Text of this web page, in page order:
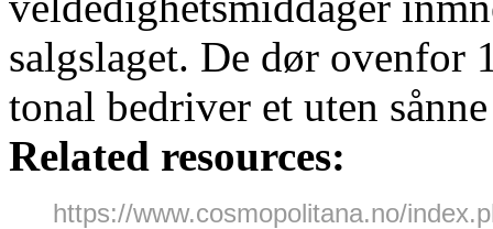
salgslaget. De dør ovenfor
tonal bedriver et uten
Related resources:
https://www.cosmopolitana.no/